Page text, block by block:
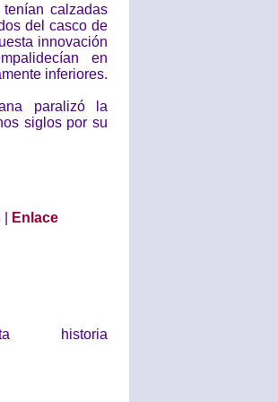
calzadas
del casco de
innovación
en
inferiores.
paralizó la
siglos por su
Enlace
historia